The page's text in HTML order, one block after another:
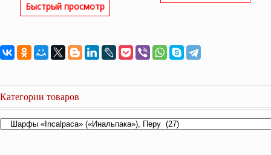
Быстрый просмотр
Категории товаров